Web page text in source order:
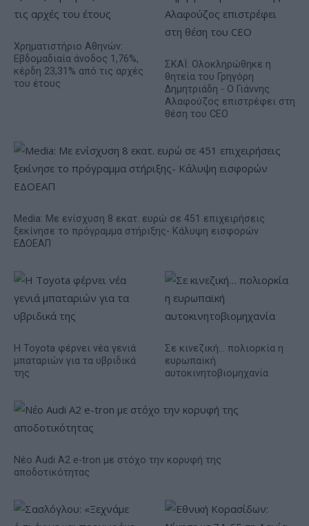
Χρηματιστήριο Αθηνών:
Εβδομαδιαία άνοδος 1,76%,
κέρδη 23,31% από τις αρχές
του έτους
ΣΚΑΪ: Ολοκληρώθηκε η
θητεία του Γρηγόρη
Δημητριάδη - Ο Γιάννης
Αλαφούζος επιστρέφει στη
θέση του CEO
Media: Με ενίσχυση 8 εκατ. ευρώ σε 451 επιχειρήσεις
ξεκίνησε το πρόγραμμα στήριξης- Κάλυψη εισφορών
ΕΔΟΕΑΠ
Η Toyota φέρνει νέα γενιά
μπαταριών για τα υβριδικά
της
Σε κινεζική… πολιορκία η
ευρωπαϊκή
αυτοκινητοβιομηχανία
Νέο Audi A2 e-tron με στόχο την κορυφή της
αποδοτικότητας